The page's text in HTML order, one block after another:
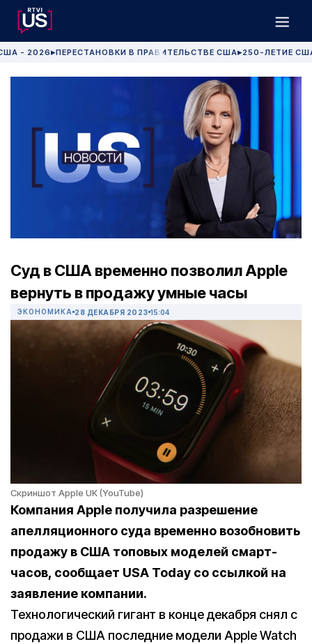
- 2026 ▶ПЕРЕСТАНОВКИ В ПРАВИТЕЛЬСТВЕ США▶250-ЛЕТИЕ
Суд в США временно позволил Apple
вернуть в продажу умные часы
ЭКОНОМИКА 28 ДЕКАБРЯ 2023 15:04
Скриншот Apple UK (YouTube)
Компания Apple получила разрешение
апелляционного суда временно возобновить
продажу в США топовых моделей смарт-
часов, сообщает USA Today со ссылкой на
заявление компании.
Технологический гигант в конце декабря снял с
продажи в США последние модели Apple Watch